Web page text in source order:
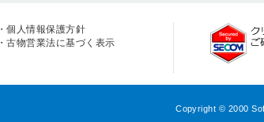
・個人情報保護方針
・古物営業法に基づく表示
Copyright © 2000